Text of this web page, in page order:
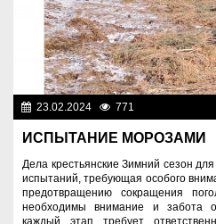
23.02.2024 771
ИСПЫТАНИЕ МОРОЗАМИ
Дела крестьянские Зимний сезон
испытаний, требующая особого
предотвращению сокращения
необходимы внимание и забота о
каждый этап требует